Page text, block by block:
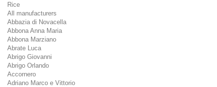
Rice
All manufacturers
Abbazia di Novacella
Abbona Anna Maria
Abbona Marziano
Abrate Luca
Abrigo Giovanni
Abrigo Orlando
Accornero
Adriano Marco e Vittorio